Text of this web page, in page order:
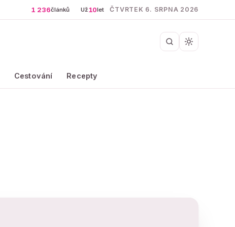
1 236článků Už10let ČTVRTEK 6. SRPNA 2026
Cestování Recepty